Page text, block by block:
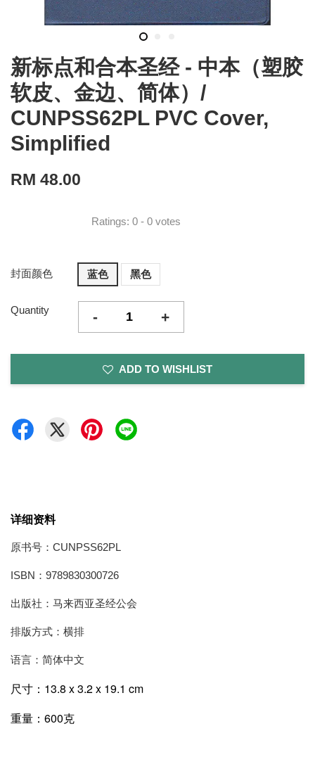
新标点和合本圣经 - 中本（塑胶
软皮、金边、简体）/
CUNPSS62PL PVC Cover,
Simplified
RM 48.00
Ratings: 0 - 0 votes
封面颜色 蓝色 黑色
Quantity - +
ADD TO WISHLIST
详细资料
原书号：CUNPSS62PL
ISBN：9789830300726
出版社：马来西亚圣经公会
排版方式：横排
语言：简体中文
尺寸：13.8 x 3.2 x 19.1 cm
重量：600克